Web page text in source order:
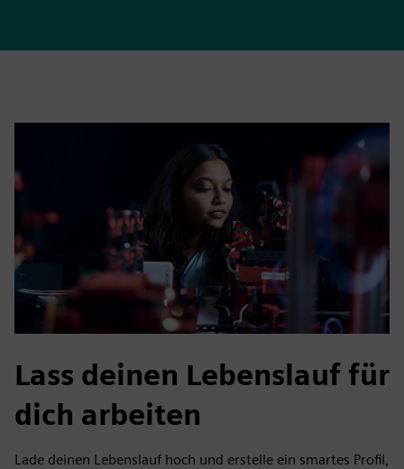
Lass deinen Lebenslauf für
dich arbeiten
Lade deinen Lebenslauf hoch und erstelle ein smartes Profil,